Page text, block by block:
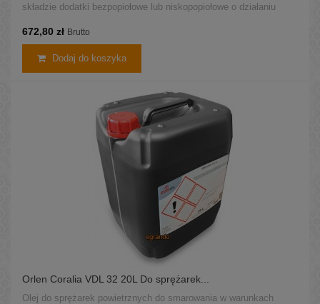
składzie dodatki bezpopiołowe lub niskopopiołowe o działaniu
672,80 zł Brutto
Dodaj do koszyka
Orlen Coralia VDL 32 20L Do sprężarek...
Olej do sprężarek powietrznych do smarowania w warunkach